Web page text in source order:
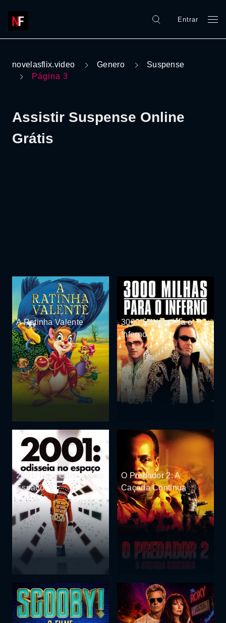
Entrar
novelasflix.video Genero
Suspense
Página 3
Assistir Suspense Online
Grátis
A Ratinha Valente
3000 Milhas para o
Inferno
2001: Uma Odisséia no
Espaço
O Predador 2: A
Caçada Continua